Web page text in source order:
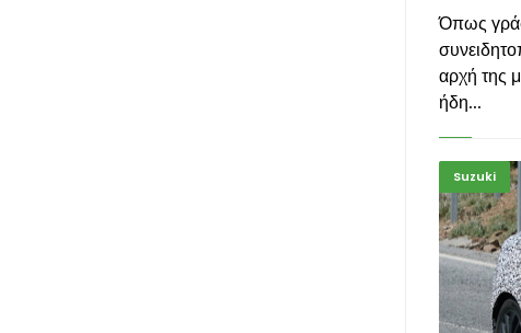
Όπως
αρχή της
ήδη...
Suzuki